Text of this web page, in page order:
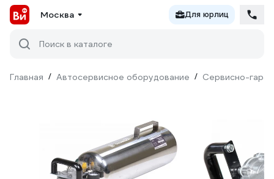
Москва Для юрлиц
Поиск в каталоге
Главная / Автосервисное оборудование / Сервисно-